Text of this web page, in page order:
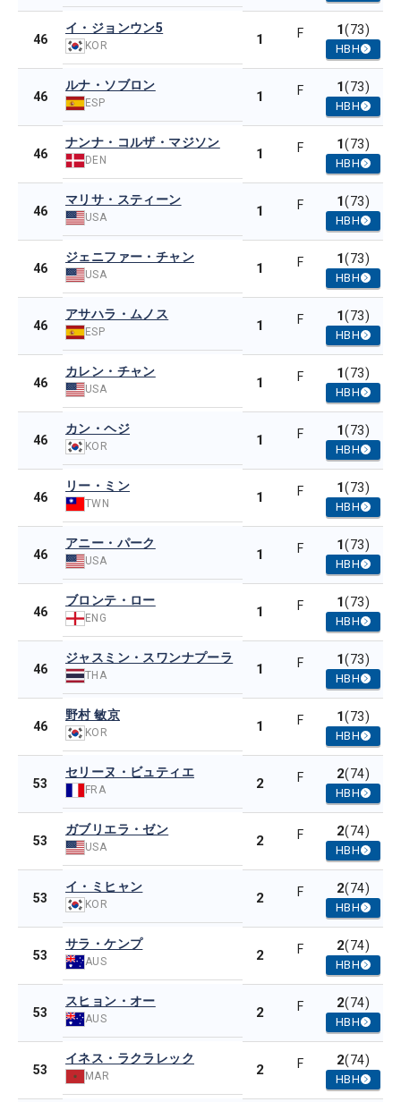
46
イ・ジョンウン5
KOR 1 F 1(73)
HBH
46
ルナ・ソブロン
ESP 1 F 1(73)
HBH
46
ナンナ・コルザ・マジソン
DEN 1 F 1(73)
HBH
46
マリサ・スティーン
USA 1 F 1(73)
HBH
46
ジェニファー・チャン
USA 1 F 1(73)
HBH
46
アサハラ・ムノス
ESP 1 F 1(73)
HBH
46
カレン・チャン
USA 1 F 1(73)
HBH
46
カン・ヘジ
KOR 1 F 1(73)
HBH
46
リー・ミン
TWN 1 F 1(73)
HBH
46
アニー・パーク
USA 1 F 1(73)
HBH
46
ブロンテ・ロー
ENG 1 F 1(73)
HBH
46
ジャスミン・スワンナプーラ
THA 1 F 1(73)
HBH
46
野村 敏京
KOR 1 F 1(73)
HBH
53
セリーヌ・ビュティエ
FRA 2 F 2(74)
HBH
53
ガブリエラ・ゼン
USA 2 F 2(74)
HBH
53
イ・ミヒャン
KOR 2 F 2(74)
HBH
53
サラ・ケンプ
AUS 2 F 2(74)
HBH
53
スヒョン・オー
AUS 2 F 2(74)
HBH
53
イネス・ラクラレック
MAR 2 F 2(74)
HBH